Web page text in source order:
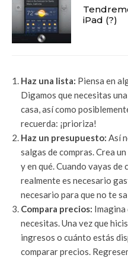
iPad (?)
Haz una lista: Piensa en
Digamos que necesitas
casa, así como
recuerda: ¡prioriza!
Haz un presupuesto: Así
salgas de compras. Crea
y en qué. Cuando vayas
realmente es necesario
necesario para que no te
Compara precios: Imagina
necesitas. Una vez que
ingresos o cuánto estás
comparar precios.